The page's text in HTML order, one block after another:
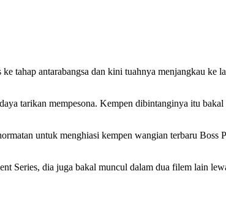
tahap antarabangsa dan kini tuahnya menjangkau
tarikan mempesona. Kempen dibintanginya itu
untuk menghiasi kempen wangian terbaru Boss
Series, dia juga bakal muncul dalam dua filem lain